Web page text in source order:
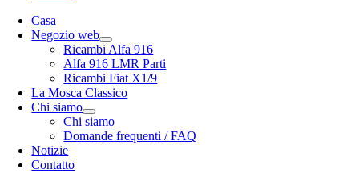
Casa
Negozio web
Ricambi Alfa 916
Alfa 916 LMR Parti
Ricambi Fiat X1/9
La Mosca Classico
Chi siamo
Chi siamo
Domande frequenti / FAQ
Notizie
Contatto